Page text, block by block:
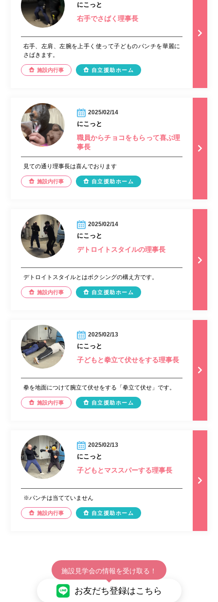
にこっと
右手でさばく理事長
右手、左肩、左腕を上手く使って子どものパンチを華麗に
さばきます。
施設内行事 自立援助ホーム
2025/02/14
にこっと
職員からチョコをもらって喜ぶ理
事長
見ての通り理事長は喜んでおります
施設内行事 自立援助ホーム
2025/02/14
にこっと
デトロイトスタイルの理事長
デトロイトスタイルとはボクシングの構え方です。
施設内行事 自立援助ホーム
2025/02/13
にこっと
子どもと拳立て伏せをする理事長
拳を地面につけて腕立て伏せをする「拳立て伏せ」です。
施設内行事 自立援助ホーム
2025/02/13
にこっと
子どもとマススパーする理事長
※パンチは当てていません
施設内行事 自立援助ホーム
施設見学会の情報を受け取る！
お友だち登録はこちら